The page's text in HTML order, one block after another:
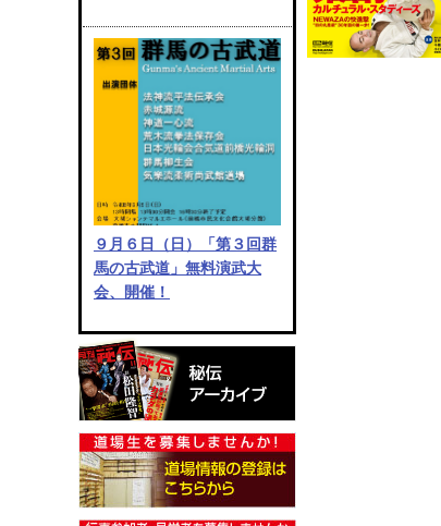
９月６日（日）「第３回群
馬の古武道」無料演武大
会、開催！